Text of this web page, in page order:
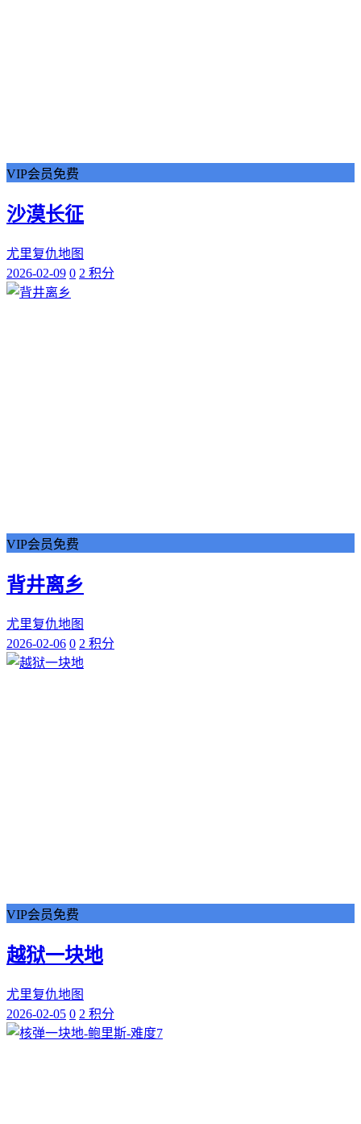
VIP会员免费
沙漠长征
尤里复仇地图
2026-02-09 0 2 积分
VIP会员免费
背井离乡
尤里复仇地图
2026-02-06 0 2 积分
VIP会员免费
越狱一块地
尤里复仇地图
2026-02-05 0 2 积分